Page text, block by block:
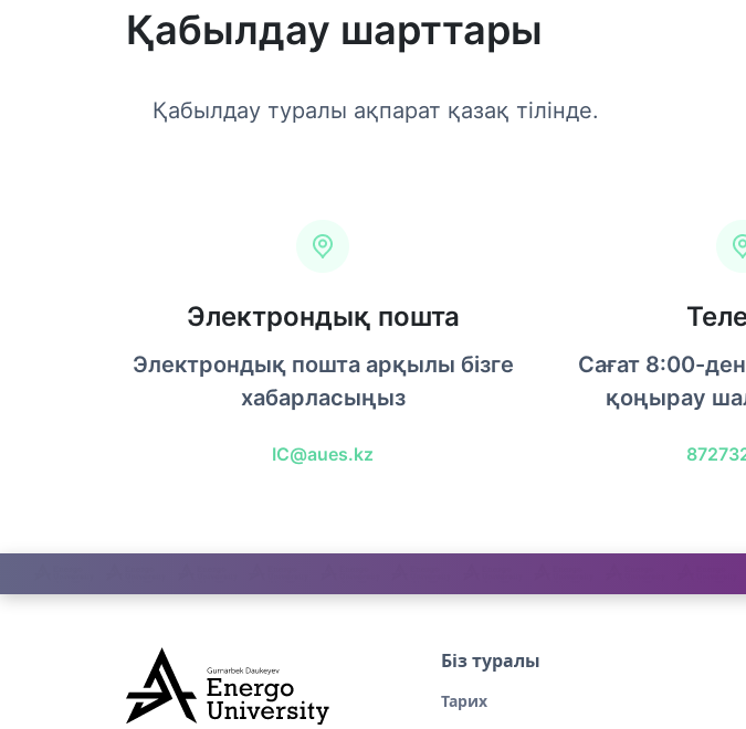
Қабылдау шарттары
Қабылдау туралы ақпарат қазақ тілінде.
Электрондық пошта
Электрондық пошта арқылы бізге
хабарласыңыз
IC@aues.kz
Сағат 8:00-
қоңырау
Біз туралы
Тарих